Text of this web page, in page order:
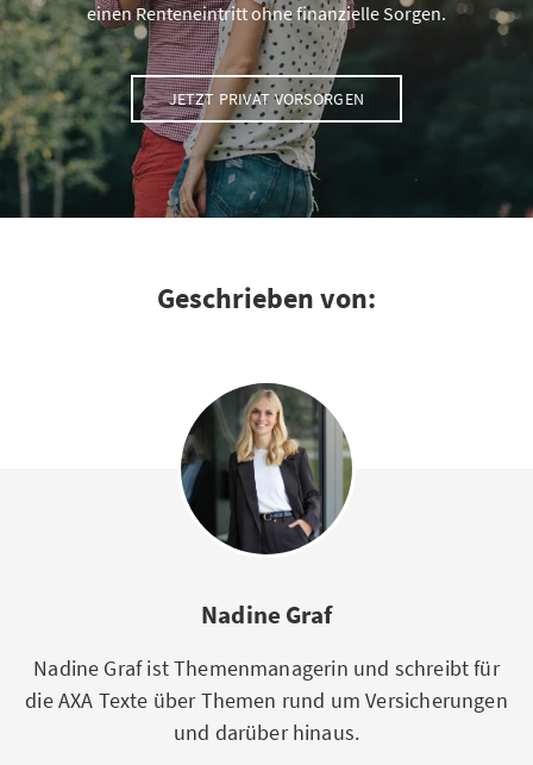
einen Renteneintritt ohne finanzielle Sorgen.
JETZT PRIVAT VORSORGEN
Geschrieben von:
Nadine Graf
Nadine Graf ist Themenmanagerin und schreibt für
die AXA Texte über Themen rund um Versicherungen
und darüber hinaus.